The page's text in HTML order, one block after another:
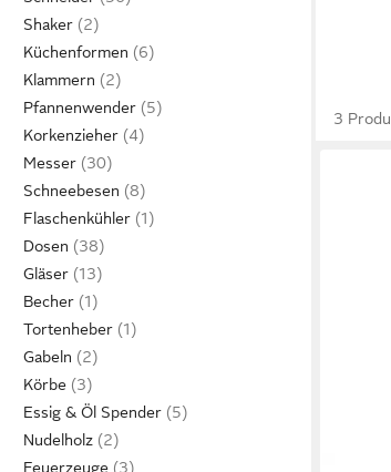
Shaker
Küchenformen
Klammern
Pfannenwender
Korkenzieher
Messer
Schneebesen
Flaschenkühler
Dosen
Gläser
Becher
Tortenheber
Gabeln
Körbe
Essig & Öl Spender
Nudelholz
Feuerzeuge
3